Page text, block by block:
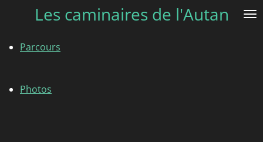
Passer
principal
Les caminaires de l'Autan
Parcours
Photos